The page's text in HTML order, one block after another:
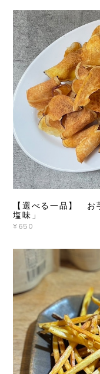
【選べる一品】 お
塩味」
¥650